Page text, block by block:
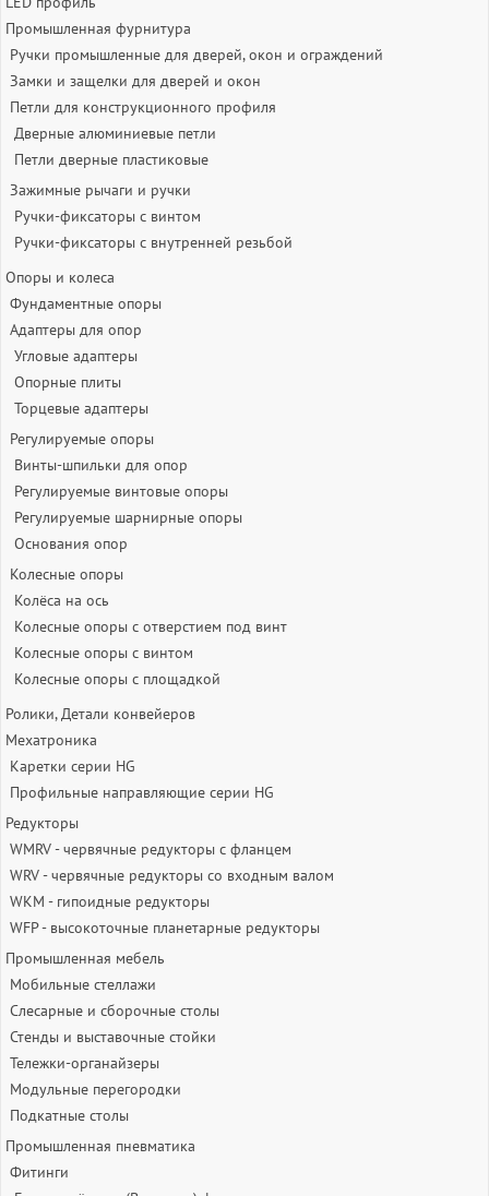
Промышленная фурнитура
Ручки промышленные для дверей, окон и ограждений
Замки и защелки для дверей и окон
Петли для конструкционного профиля
Дверные алюминиевые петли
Петли дверные пластиковые
Зажимные рычаги и ручки
Ручки-фиксаторы c винтом
Ручки-фиксаторы c внутренней резьбой
Опоры и колеса
Фундаментные опоры
Адаптеры для опор
Угловые адаптеры
Опорные плиты
Торцевые адаптеры
Регулируемые опоры
Винты-шпильки для опор
Регулируемые винтовые опоры
Регулируемые шарнирные опоры
Основания опор
Колесные опоры
Колёса на ось
Колесные опоры с отверстием под винт
Колесные опоры с винтом
Колесные опоры с площадкой
Ролики, Детали конвейеров
Мехатроника
Каретки серии HG
Профильные направляющие серии HG
Редукторы
WMRV - червячные редукторы с фланцем
WRV - червячные редукторы со входным валом
WKM - гипоидные редукторы
WFP - высокоточные планетарные редукторы
Промышленная мебель
Мобильные стеллажи
Слесарные и сборочные столы
Стенды и выставочные стойки
Тележки-органайзеры
Модульные перегородки
Подкатные столы
Промышленная пневматика
Фитинги